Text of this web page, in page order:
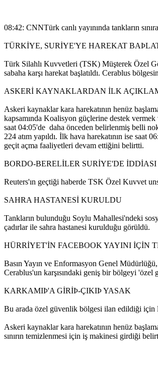
08:42: CNNTürk canlı yayınında tankların
TÜRKİYE, SURİYE'YE HAREKAT
Türk Silahlı Kuvvetleri (TSK) Müşterek Özel
sabaha karşı harekat başlatıldı. Cerablus
ASKERİ KAYNAKLARDAN İLK
Askeri kaynaklar kara harekatının henüz
kapsamında Koalisyon güçlerine destek
saat 04:05'de daha önceden belirlenmiş belli
224 atım yapıldı. İlk hava harekatının ise saat
geçit açma faaliyetleri devam ettiğini belirtti.
BORDO-BERELİLER SURİYE'DE İDDİASI
Reuters'ın geçtiği haberde TSK Özel Kuvvet
SAHRA HASTANESİ KURULDU
Tankların bulunduğu Soylu Mahallesi'ndeki
çadırlar ile sahra hastanesi kurulduğu görüldü.
HÜRRİYET'İN FACEBOOK YAYINI İÇİN
Basın Yayın ve Enformasyon Genel
Cerablus'un karşısındaki geniş bir bölgeyi
KARKAMIÞ'A GİRİÞ-ÇIKIÞ YASAK
Bu arada özel güvenlik bölgesi ilan edildiği için
Askeri kaynaklar kara harekatının henüz
sınırın temizlenmesi için iş makinesi girdiği